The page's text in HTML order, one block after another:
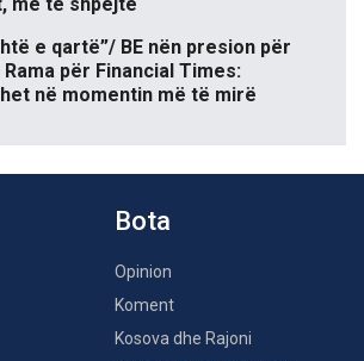
e qartë”/ BE nën presion për
për Financial Times:
në momentin më të mirë
Bota
Opinion
Koment
Kosova dhe Rajoni